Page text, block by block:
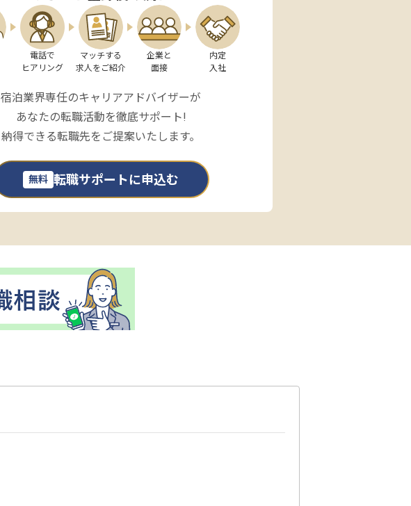
電話で
ヒアリング
マッチする
求人をご紹介
企業と
面接
内定
入社
宿泊業界専任のキャリアアドバイザーが
あなたの転職活動を徹底サポート!
納得できる転職先をご提案いたします。
無料 転職サポートに申込む